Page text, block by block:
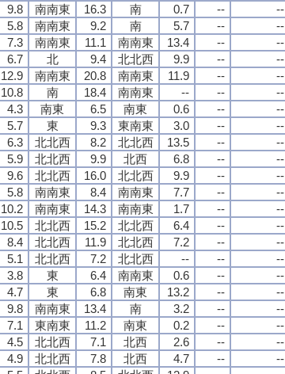
9.8 南南東 16.3 南 0.7 -- --
5.8 南南東 9.2 南 5.7 -- --
7.3 南南東 11.1 南南東 13.4 -- --
6.7 北 9.4 北北西 9.9 -- --
12.9 南南東 20.8 南南東 11.9 -- --
10.8 南 18.4 南南東 -- -- --
4.3 南東 6.5 南東 0.6 -- --
5.7 東 9.3 東南東 3.0 -- --
6.3 北北西 8.2 北北西 13.5 -- --
5.9 北北西 9.9 北西 6.8 -- --
9.6 北北西 16.0 北北西 9.9 -- --
5.8 南南東 8.4 南南東 7.7 -- --
10.2 南南東 14.3 南南東 1.7 -- --
10.5 北北西 15.2 北北西 6.4 -- --
8.4 北北西 11.9 北北西 7.2 -- --
5.1 北北西 7.2 北北西 -- -- --
3.8 東 6.4 南南東 0.6 -- --
4.7 東 6.8 南東 13.2 -- --
9.8 南南東 13.4 南 3.2 -- --
7.1 東南東 11.2 南東 0.2 -- --
4.5 北北西 7.1 北西 2.6 -- --
4.9 北北西 7.8 北西 4.7 -- --